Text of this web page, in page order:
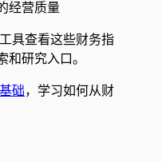
经营质量
工具查看这些财务指
和研究入口。
础，学习如何从财